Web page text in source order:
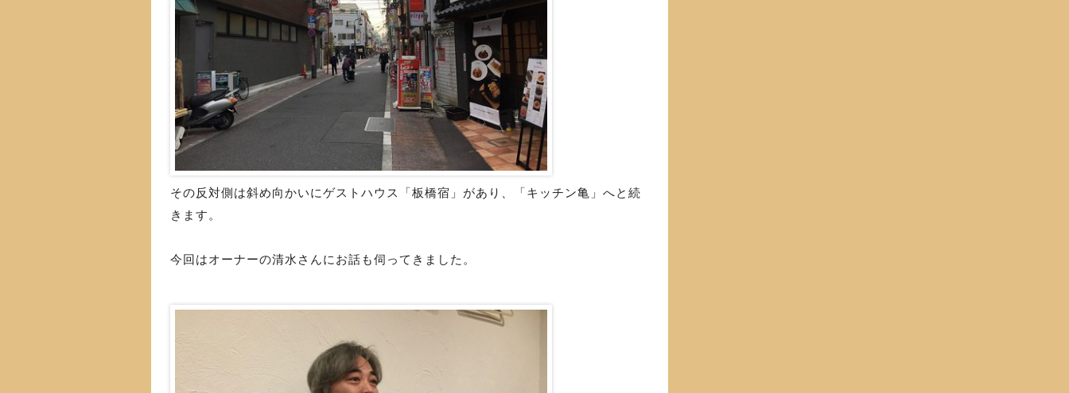
その反対側は斜め向かいにゲストハウス「板橋宿」があり、「キッチン亀」へと続
きます。
今回はオーナーの清水さんにお話も伺ってきました。